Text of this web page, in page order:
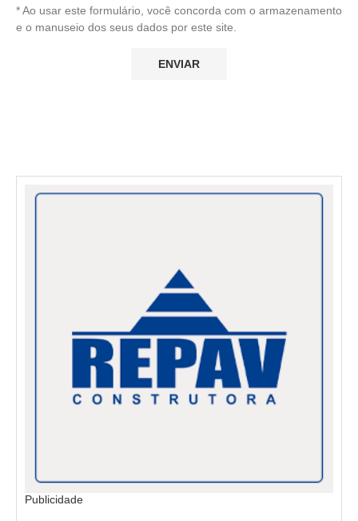
* Ao usar este formulário, você concorda com o armazenamento
e o manuseio dos seus dados por este site.
Publicidade